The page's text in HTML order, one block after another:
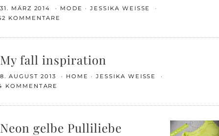
31. MÄRZ 2014 MODE
JESSIKA WEISSE
KOMMENTARE
My fall inspiration
8. AUGUST 2013 HOME
JESSIKA WEISSE
KOMMENTARE
Neon gelbe Pulliliebe